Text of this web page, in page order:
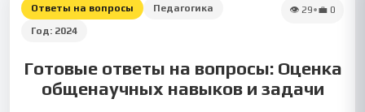
Ответы на вопросы
Педагогика
Год: 2024
👁 29•💼 0
Готовые ответы на вопросы: Оценка
общенаучных навыков и задачи